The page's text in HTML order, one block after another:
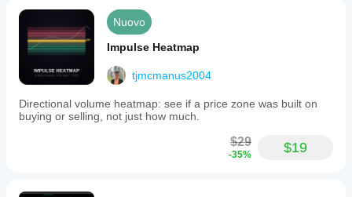
Nuovo
Impulse Heatmap
tjmcmanus2004
Directional volume heatmap: see if a price zone was built on
buying or selling, not just how much.
$29
-35% $19